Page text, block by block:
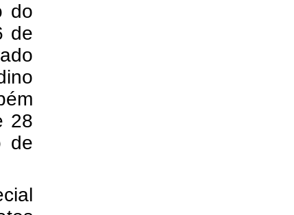
do
de
28
de